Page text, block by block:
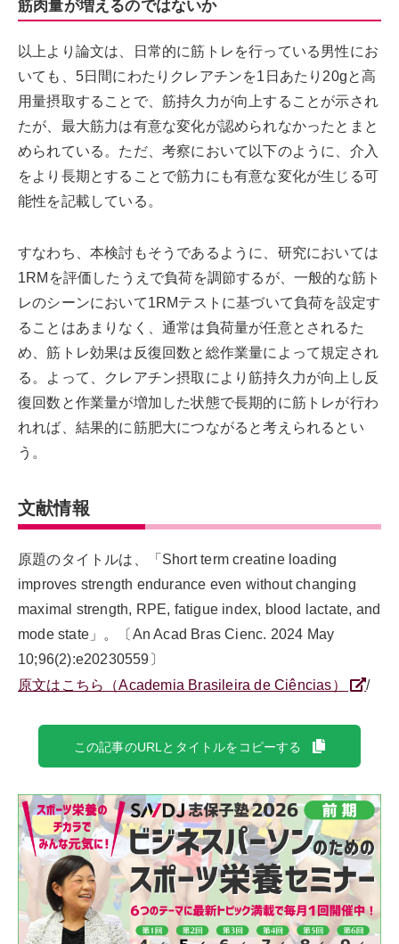
筋肉量が増えるのではないか
以上より論文は、日常的に筋トレを行っている男性にお
いても、5日間にわたりクレアチンを1日あたり20gと高
用量摂取することで、筋持久力が向上することが示され
たが、最大筋力は有意な変化が認められなかったとまと
められている。ただ、考察において以下のように、介入
をより長期とすることで筋力にも有意な変化が生じる可
能性を記載している。
すなわち、本検討もそうであるように、研究においては
1RMを評価したうえで負荷を調節するが、一般的な筋ト
レのシーンにおいて1RMテストに基づいて負荷を設定す
ることはあまりなく、通常は負荷量が任意とされるた
め、筋トレ効果は反復回数と総作業量によって規定され
る。よって、クレアチン摂取により筋持久力が向上し反
復回数と作業量が増加した状態で長期的に筋トレが行わ
れれば、結果的に筋肥大につながると考えられるとい
う。
文献情報
原題のタイトルは、「Short term creatine loading
improves strength endurance even without changing
maximal strength, RPE, fatigue index, blood lactate, and
mode state」。〔An Acad Bras Cienc. 2024 May
10;96(2):e20230559〕
原文はこちら（Academia Brasileira de Ciências）
/
この記事のURLとタイトルをコピーする